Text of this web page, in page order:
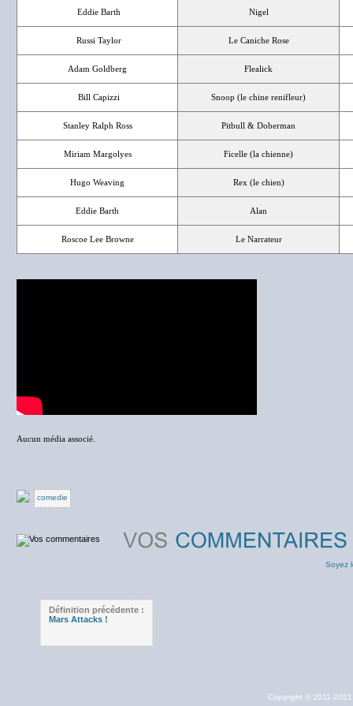
Eddie Barth Nigel
Russi Taylor Le Caniche Rose
Adam Goldberg Flealick
Bill Capizzi Snoop (le chine renifleur)
Stanley Ralph Ross Pitbull & Doberman
Miriam Margolyes Ficelle (la chienne)
Hugo Weaving Rex (le chien)
Eddie Barth Alan
Roscoe Lee Browne Le Narrateur
Aucun média associé.
comedie
Soyez
Définition précédente :
Mars Attacks !
Copyright © 2011-